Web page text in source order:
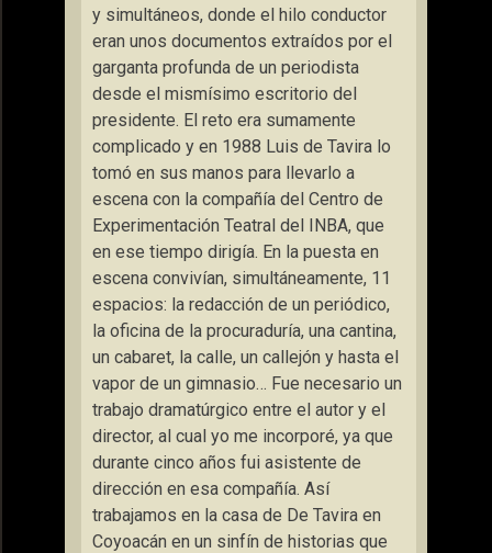
y simultáneos, donde el hilo conductor
eran unos documentos extraídos por el
garganta profunda de un periodista
desde el mismísimo escritorio del
presidente. El reto era sumamente
complicado y en 1988 Luis de Tavira lo
tomó en sus manos para llevarlo a
escena con la compañía del Centro de
Experimentación Teatral del INBA, que
en ese tiempo dirigía. En la puesta en
escena convivían, simultáneamente, 11
espacios: la redacción de un periódico,
la oficina de la procuraduría, una cantina,
un cabaret, la calle, un callejón y hasta el
vapor de un gimnasio… Fue necesario un
trabajo dramatúrgico entre el autor y el
director, al cual yo me incorporé, ya que
durante cinco años fui asistente de
dirección en esa compañía. Así
trabajamos en la casa de De Tavira en
Coyoacán en un sinfín de historias que